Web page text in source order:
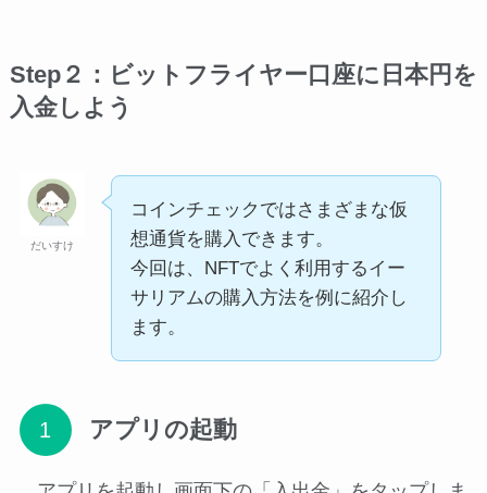
Step２：ビットフライヤー口座に日本円を
入金しよう
だいすけ
コインチェックではさまざまな仮
想通貨を購入できます。
今回は、NFTでよく利用するイー
サリアムの購入方法を例に紹介し
ます。
アプリの起動